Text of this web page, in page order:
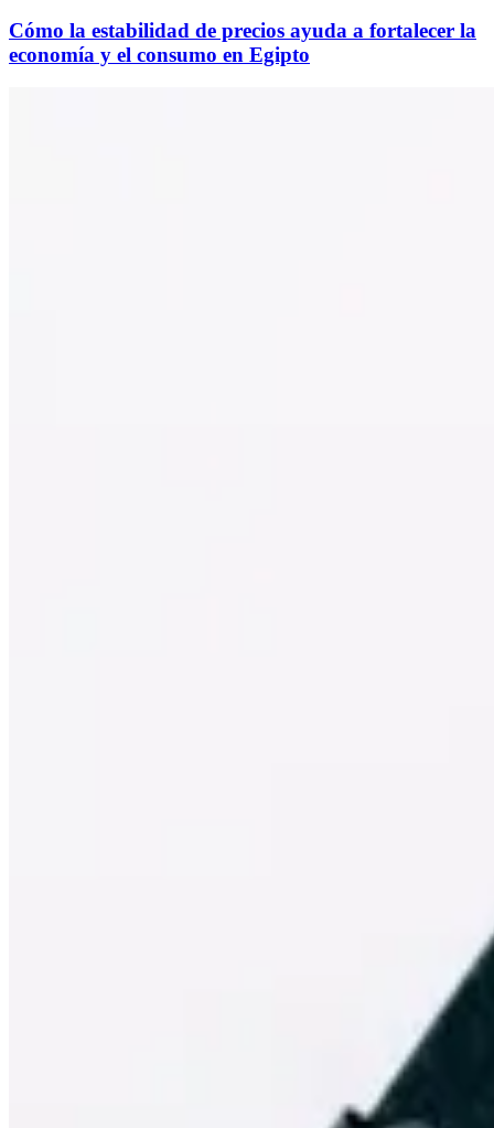
Cómo la estabilidad de precios ayuda a fortalecer la
economía y el consumo en Egipto